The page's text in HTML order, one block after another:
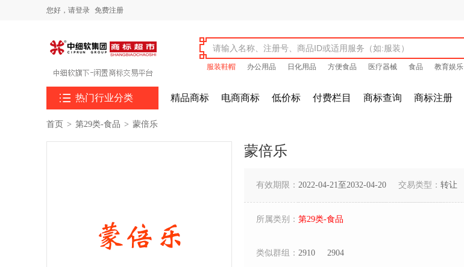
您好， 请登录 免费注册
服装鞋帽 办公用品 日化用品 方便食品 医疗器械 食品 教育娱乐
 热门行业分类 精品商标 电商商标 低价标 付费栏目 商标查询 商标注册
首页 > 第29类-食品 > 蒙倍乐
蒙倍乐
有效期限： 2022-04-21至2032-04-20 交易类型： 转让
所属类别： 第29类-食品
类似群组： 2910 2904